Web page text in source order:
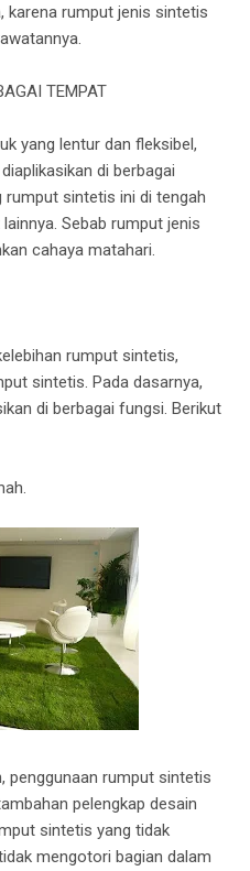
karena rumput jenis sintetis
TEMPAT
yang lentur dan fleksibel,
di berbagai
sintetis ini di tengah
Sebab rumput jenis
cahaya matahari.
rumput sintetis,
sintetis. Pada dasarnya,
di berbagai fungsi. Berikut
penggunaan rumput sintetis
pelengkap desain
sintetis yang tidak
mengotori bagian dalam